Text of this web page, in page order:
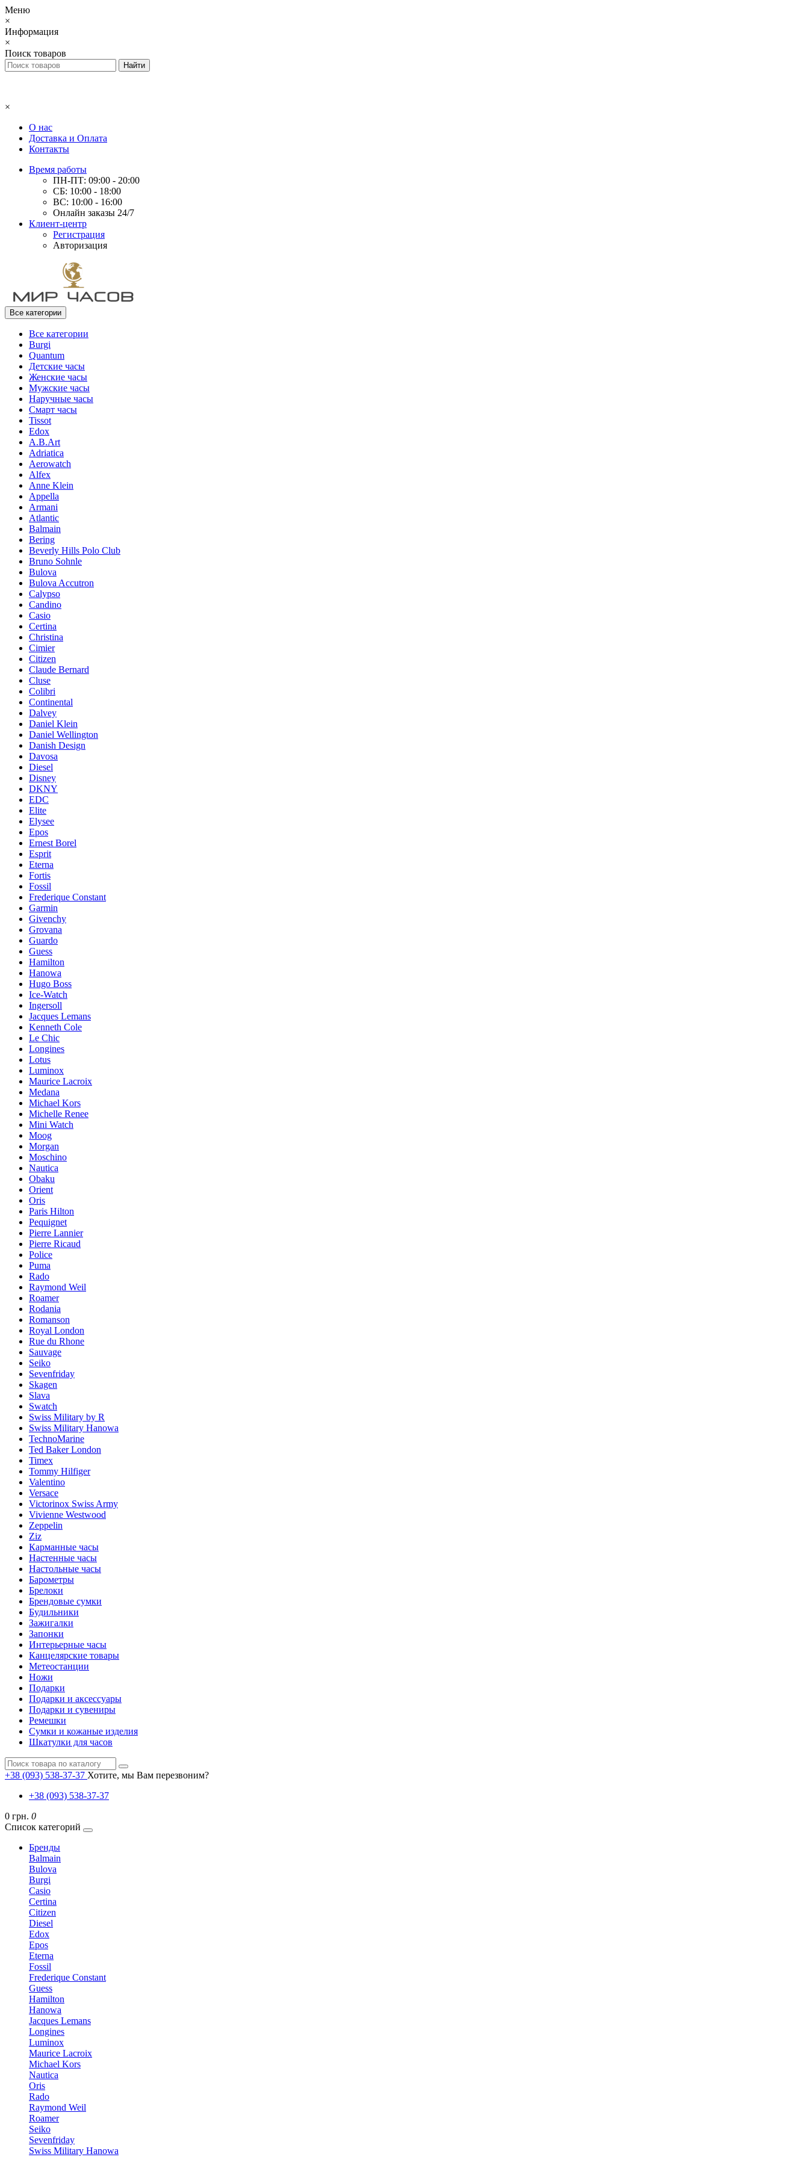
Меню
×
Информация
×
Поиск товаров
×
О нас
Доставка и Оплата
Контакты
Время работы
ПН-ПТ: 09:00 - 20:00
СБ: 10:00 - 18:00
ВС: 10:00 - 16:00
Онлайн заказы 24/7
Клиент-центр
Регистрация
Авторизация
Все категории
Все категории
Burgi
Quantum
Детские часы
Женские часы
Мужские часы
Наручные часы
Смарт часы
Tissot
Edox
A.B.Art
Adriatica
Aerowatch
Alfex
Anne Klein
Appella
Armani
Atlantic
Balmain
Bering
Beverly Hills Polo Club
Bruno Sohnle
Bulova
Bulova Accutron
Calypso
Candino
Casio
Certina
Christina
Cimier
Citizen
Claude Bernard
Cluse
Colibri
Continental
Dalvey
Daniel Klein
Daniel Wellington
Danish Design
Davosa
Diesel
Disney
DKNY
EDC
Elite
Elysee
Epos
Ernest Borel
Esprit
Eterna
Fortis
Fossil
Frederique Constant
Garmin
Givenchy
Grovana
Guardo
Guess
Hamilton
Hanowa
Hugo Boss
Ice-Watch
Ingersoll
Jacques Lemans
Kenneth Cole
Le Chic
Longines
Lotus
Luminox
Maurice Lacroix
Medana
Michael Kors
Michelle Renee
Mini Watch
Moog
Morgan
Moschino
Nautica
Obaku
Orient
Oris
Paris Hilton
Pequignet
Pierre Lannier
Pierre Ricaud
Police
Puma
Rado
Raymond Weil
Roamer
Rodania
Romanson
Royal London
Rue du Rhone
Sauvage
Seiko
Sevenfriday
Skagen
Slava
Swatch
Swiss Military by R
Swiss Military Hanowa
TechnoMarine
Ted Baker London
Timex
Tommy Hilfiger
Valentino
Versace
Victorinox Swiss Army
Vivienne Westwood
Zeppelin
Ziz
Карманные часы
Настенные часы
Настольные часы
Барометры
Брелоки
Брендовые сумки
Будильники
Зажигалки
Запонки
Интерьерные часы
Канцелярские товары
Метеостанции
Ножи
Подарки
Подарки и аксессуары
Подарки и сувениры
Ремешки
Сумки и кожаные изделия
Шкатулки для часов
+38 (093) 538-37-37 Хотите, мы Вам перезвоним?
+38 (093) 538-37-37
0 грн. 0
Список категорий
Бренды
Balmain
Bulova
Burgi
Casio
Certina
Citizen
Diesel
Edox
Epos
Eterna
Fossil
Frederique Constant
Guess
Hamilton
Hanowa
Jacques Lemans
Longines
Luminox
Maurice Lacroix
Michael Kors
Nautica
Oris
Rado
Raymond Weil
Roamer
Seiko
Sevenfriday
Swiss Military Hanowa